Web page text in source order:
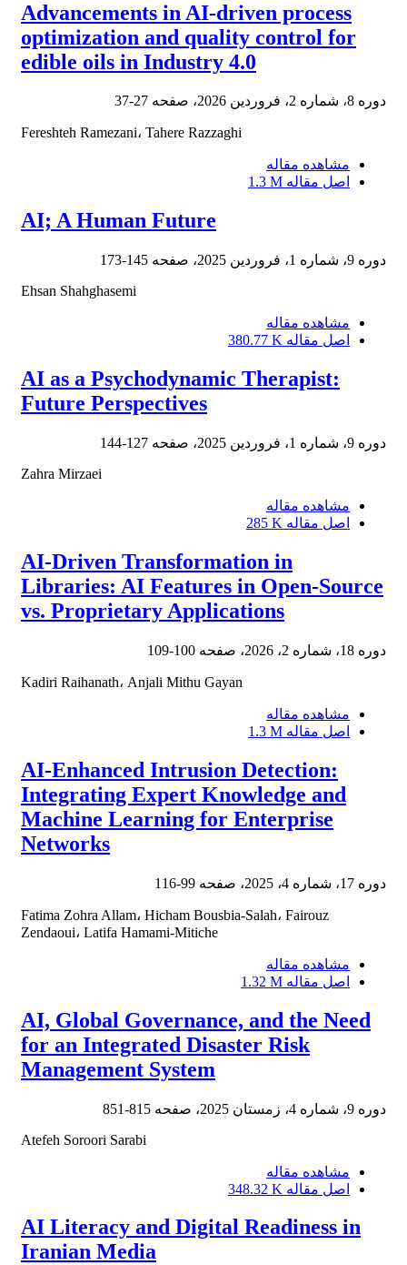
Advancements in AI-driven process
optimization and quality control for
edible oils in Industry 4.0
دوره 8، شماره 2، فروردین 2026، صفحه 27-37
Fereshteh Ramezani، Tahere Razzaghi
مشاهده مقاله
اصل مقاله 1.3 M
AI; A Human Future
دوره 9، شماره 1، فروردین 2025، صفحه
145-173
Ehsan Shahghasemi
مشاهده مقاله
اصل مقاله 380.77 K
AI as a Psychodynamic Therapist:
Future Perspectives
دوره 9، شماره 1، فروردین 2025، صفحه
127-144
Zahra Mirzaei
مشاهده مقاله
اصل مقاله 285 K
AI-Driven Transformation in
Libraries: AI Features in Open-Source
vs. Proprietary Applications
دوره 18، شماره 2، 2026، صفحه 100-109
Kadiri Raihanath، Anjali Mithu Gayan
مشاهده مقاله
اصل مقاله 1.3 M
AI-Enhanced Intrusion Detection:
Integrating Expert Knowledge and
Machine Learning for Enterprise
Networks
دوره 17، شماره 4، 2025، صفحه 99-116
Fatima Zohra Allam، Hicham Bousbia-Salah، Fairouz
Zendaoui، Latifa Hamami-Mitiche
مشاهده مقاله
اصل مقاله 1.32 M
AI, Global Governance, and the Need
for an Integrated Disaster Risk
Management System
دوره 9، شماره 4، زمستان 2025، صفحه
815-851
Atefeh Soroori Sarabi
مشاهده مقاله
اصل مقاله 348.32 K
AI Literacy and Digital Readiness in
Iranian Media